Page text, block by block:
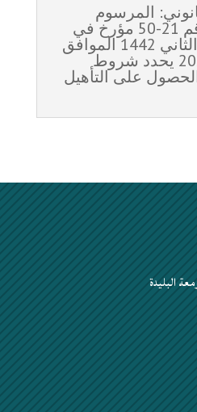
المرسوم
التنفيذي رقم 21-50 مؤرخ في
14 جمادي الثاني 1442 الموافق
28 يناير 2021 يحدد شروط
على التأهيل